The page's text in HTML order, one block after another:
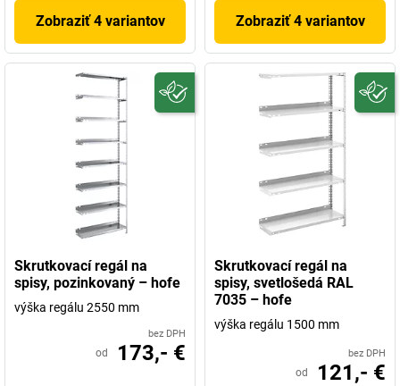
Zobraziť 4 variantov Zobraziť 4 variantov
Skrutkovací regál na
spisy, pozinkovaný – hofe
výška regálu 2550 mm
bez DPH
od 173,- €
Skrutkovací regál na
spisy, svetlošedá RAL
7035 – hofe
výška regálu 1500 mm
bez DPH
od 121,- €